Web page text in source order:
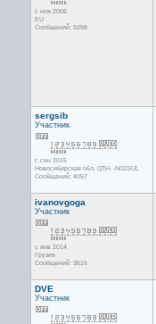
с ноя 2006
EU
Сообщений: 5098
sergsib
Участник
с сен 2015
Новосибирская обл. QTH- -NO15UL
Сообщений: 4057
ivanovgoga
Участник
с янв 2014
Грузия
Сообщений: 3616
DVE
Участник